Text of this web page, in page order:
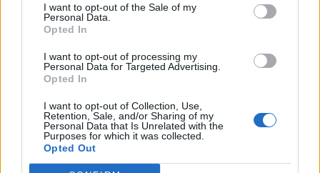
I want to opt-out of the Sale of my
Personal Data.
Opted In
I want to opt-out of processing my
Personal Data for Targeted Advertising.
Opted In
I want to opt-out of Collection, Use,
Retention, Sale, and/or Sharing of my
Personal Data that Is Unrelated with the
Purposes for which it was collected.
Opted Out
VAI ALLA VERSIONE CLASSICA
Il materiale (testo, foto e video) consultabile in questo portale è di nostra proprietà.
Alcune foto (screenshot) ed articoli presenti su "Calciomercato Magazine" sono in parte
giunti da internet, in quanto arrivati alla nostra attenzione attraverso regolari
comunicati stampa con immagini e testi allegati ed autorizzati alla pubblicazione, e
quindi valutati di pubblico dominio. Se i soggetti o gli autori avessero qualcosa in